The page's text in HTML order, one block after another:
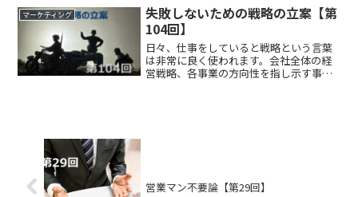
クを教えられたため、言葉（単語）だけ
は頭に入ったのですが、な...
マーケティング
失敗しないための戦略の立案【第
104回】
日々、仕事をしていると戦略という言葉
は非常に良く使われます。会社全体の経
営戦略、各事業の方向性を指し示す事業
営業マン不要論【第29回】